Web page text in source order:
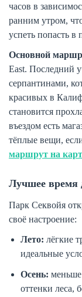
часов в
ранним утром,
успеть попасть в
Основной
East. Последний
серпантинами,
красивых в
становится
въездом есть
тёплые вещи,
маршрут на
Лучшее время
Парк Секвойя
своё настроение:
Лето: лёгкие
идеальные
Осень: меньше
оттенки леса,